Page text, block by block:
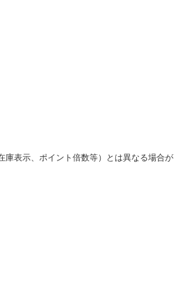
表示、ポイント倍数等）とは異なる場合が